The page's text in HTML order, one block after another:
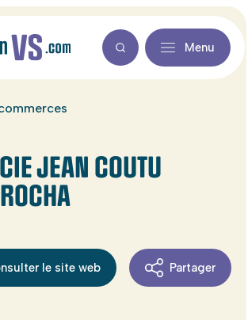
Menu
JEAN COUTU
le site web Partager